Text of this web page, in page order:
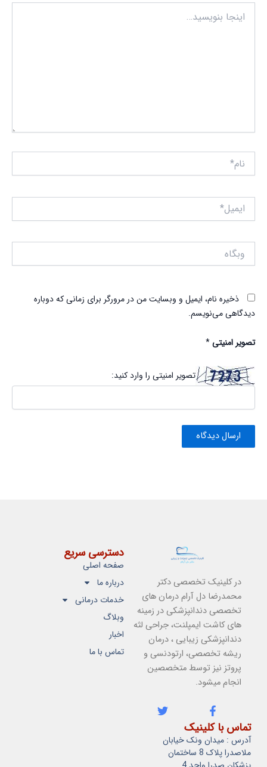
بنویسید…
ایمیل*
ذخیره نام، ایمیل و وبسایت من در مرورگر برای زمانی که دوباره
دیدگاهی می‌نویسم.
تصویر امنیتی*
تصویر امنیتی را وارد کنید:
در کلینیک تخصصی دکتر
محمدرضا دل آرام درمان های
تخصصی دندانپزشکی در زمینه
های کاشت ایمپلنت، جراحی لثه
دندانپزشکی زیبایی ، درمان
ریشه تخصصی، ارتودنسی و
پروتز نیز توسط متخصصین
انجام میشود.
F
a
c
e
b
T
w
t
دسترسی سریع
صفحه اصلی
درباره ما
خدمات درمانی
وبلاگ
اخبار
تماس با ما
تماس با کلینیک
آدرس : میدان ونک خیابان
ملاصدرا پلاک 8 ساختمان